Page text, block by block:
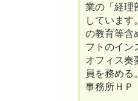
業の「経理
していま
の教育等含
フトのイン
オフィス奏
員を務め
事務所ＨＰ